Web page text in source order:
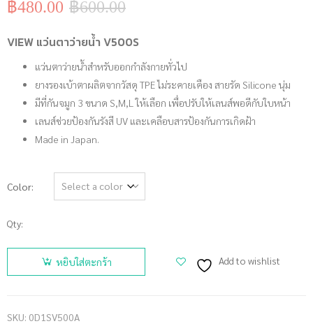
฿600.00
Original
฿600.00.
฿480.00
Current
฿480.00.
VIEW แว่นตาว่ายน้ำ V500S
แว่นตาว่ายน้ำสำหรับออกกำลังกายทั่วไป
ยางรองเบ้าตาผลิตจากวัสดุ TPE ไม่ระคายเคือง สายรัด Silicone นุ่ม
มีที่กันจมูก 3 ขนาด S,M,L ให้เลือก เพื่อปรับให้เลนส์พอดีกับใบหน้า
เลนส์ช่วยป้องกันรังสี UV และเคลือบสารป้องกันการเกิดฝ้า
Made in Japan.
Color
Qty:
จำนวน
VIEW
แว่นตาว่าย หยิบใส่ตะกร้า Add to wishlist
SKU: 0D1SV500A